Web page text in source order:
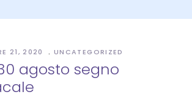
21, 2020 UNCATEGORIZED
agosto segno